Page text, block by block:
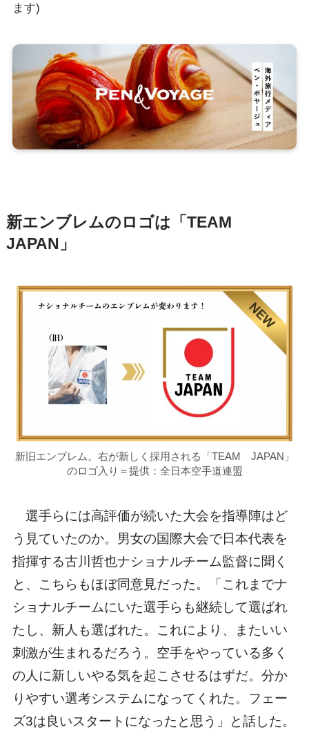
ます)
新エンブレムのロゴは「TEAM
JAPAN」
新旧エンブレム。右が新しく採用される「TEAM JAPAN」
のロゴ入り＝提供：全日本空手道連盟
選手らには高評価が続いた大会を指導陣はど
う見ていたのか。男女の国際大会で日本代表を
指揮する古川哲也ナショナルチーム監督に聞く
と、こちらもほぼ同意見だった。「これまでナ
ショナルチームにいた選手らも継続して選ばれ
たし、新人も選ばれた。これにより、またいい
刺激が生まれるだろう。空手をやっている多く
の人に新しいやる気を起こさせるはずだ。分か
りやすい選考システムになってくれた。フェー
ズ3は良いスタートになったと思う」と話した。